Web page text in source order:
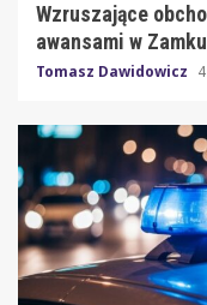
Wzruszające
awansami w
Tomasz Dawidowicz